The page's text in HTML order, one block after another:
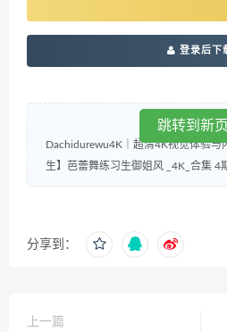
登录后下
Dachidurewu4K｜超清4K视觉体验与
生】芭蕾舞练习生御姐风 _4K_合集 4
分享到：
上一篇
跳转到新